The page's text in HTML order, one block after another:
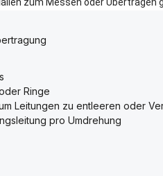
zum Messen oder Übertragen
Ringe
Leitungen zu entleeren oder
pro Umdrehung